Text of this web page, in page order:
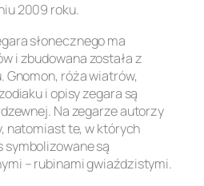
2009 roku.
słonecznego ma
i zbudowana została z
róża wiatrów,
i opisy zegara są
Na zegarze autorzy
natomiast te, w których
symbolizowane są
– rubinami gwiaździstymi.